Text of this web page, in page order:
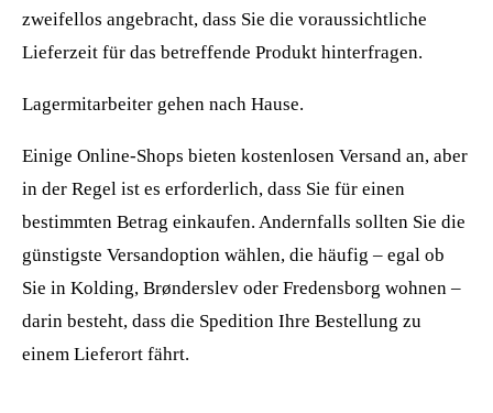
zweifellos angebracht, dass Sie die voraussichtliche
Lieferzeit für das betreffende Produkt hinterfragen.
Lagermitarbeiter gehen nach Hause.
Einige Online-Shops bieten kostenlosen Versand an, aber
in der Regel ist es erforderlich, dass Sie für einen
bestimmten Betrag einkaufen. Andernfalls sollten Sie die
günstigste Versandoption wählen, die häufig – egal ob
Sie in Kolding, Brønderslev oder Fredensborg wohnen –
darin besteht, dass die Spedition Ihre Bestellung zu
einem Lieferort fährt.